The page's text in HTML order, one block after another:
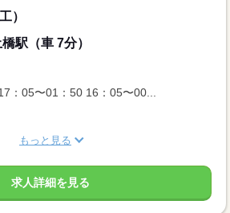
）
駅（車 7分）
：05〜01：50 16：05〜00...
もっと見る
求人詳細を見る